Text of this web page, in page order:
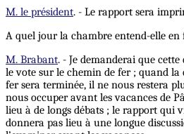
M. le président. - Le rapport sera
A quel jour la chambre entend-elle en
M. Brabant. - Je demanderai que
le vote sur le chemin de fer ; quand la
fer sera terminée, il ne nous restera
nous occuper avant les vacances de
lieu à de longs débats ; le rapport qui
donnera pas lieu à une longue